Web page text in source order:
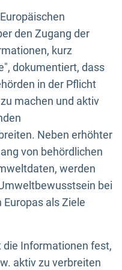
den Zugang der
kurz
dokumentiert, dass
in der Pflicht
machen und aktiv
Neben erhöhter
von behördlichen
werden
bei
als Ziele
die Informationen fest,
aktiv zu verbreiten